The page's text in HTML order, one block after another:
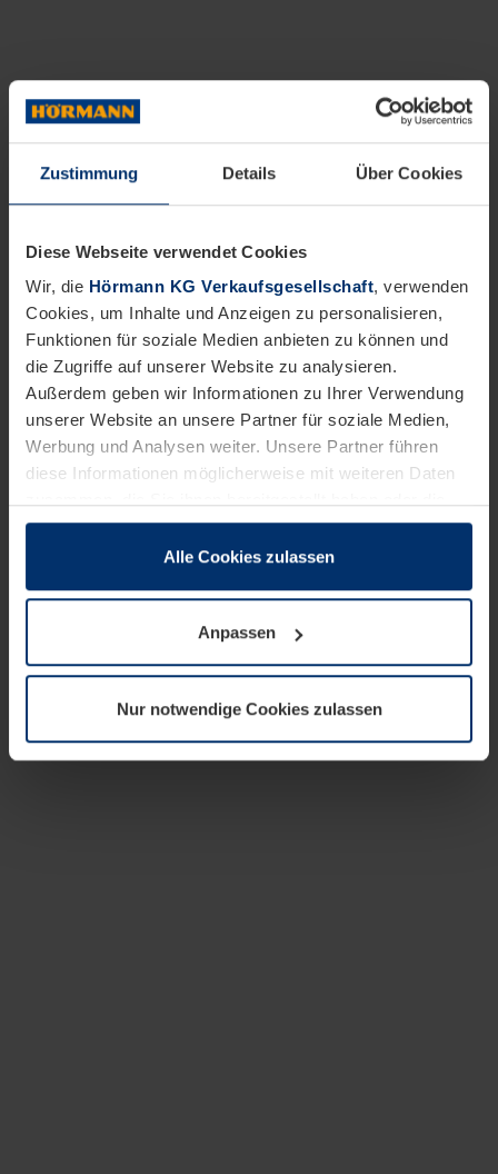
Zustimmung Details Über Cookies
Diese Webseite verwendet Cookies
Wir, die Hörmann KG Verkaufsgesellschaft, verwenden
Cookies, um Inhalte und Anzeigen zu personalisieren,
Funktionen für soziale Medien anbieten zu können und
die Zugriffe auf unserer Website zu analysieren.
Außerdem geben wir Informationen zu Ihrer Verwendung
unserer Website an unsere Partner für soziale Medien,
Werbung und Analysen weiter. Unsere Partner führen
diese Informationen möglicherweise mit weiteren Daten
sie im Rahmen Ihrer Nutzung der Dienste gesammelt
wenn diese für den Betrieb dieser Seite unbedingt
notwendig sind. Für alle anderen Cookie-Typen benötigen
wir Ihre Erlaubnis. Ihre Einwilligung können Sie jederzeit
Datenschutzerklärungunserer Website ändern oder
widerrufen.
Alle Cookies zulassen
Anpassen
Nur notwendige Cookies zulassen